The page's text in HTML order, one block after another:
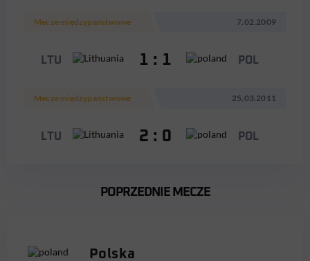
Mecze międzypaństwowe 7.02.2009
LTU 1 : 1 POL
Mecze międzypaństwowe 25.03.2011
LTU 2 : 0 POL
POPRZEDNIE MECZE
Polska